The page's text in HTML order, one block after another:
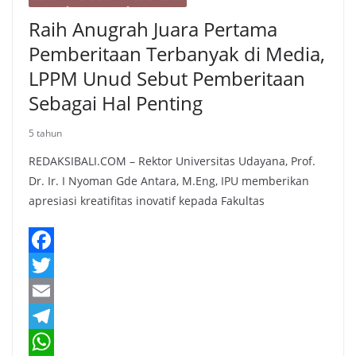
Raih Anugrah Juara Pertama
Pemberitaan Terbanyak di Media,
LPPM Unud Sebut Pemberitaan
Sebagai Hal Penting
5 tahun
REDAKSIBALI.COM – Rektor Universitas Udayana, Prof.
Dr. Ir. I Nyoman Gde Antara, M.Eng, IPU memberikan
apresiasi kreatifitas inovatif kepada Fakultas
F
a
c
e
T
w
E
m
T